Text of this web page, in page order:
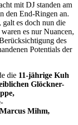
mit DJ standen am
den End-Ringen an.
es doch nun die
es nur Nuancen,
des
Potentials der
die 11-jährige Kuh
Glöckner-
Mihm,